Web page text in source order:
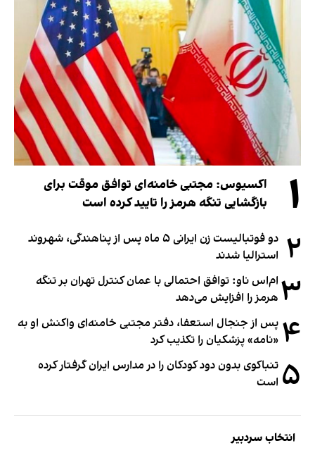
۱
اکسیوس: مجتبی خامنه‌ای توافق موقت برای
بازگشایی تنگه هرمز را تایید کرده است
۲
دو فوتبالیست زن ایرانی ۵ ماه پس از پناهندگی، شهروند
استرالیا شدند
۳ ام‌اس ناو: توافق احتمالی با عمان کنترل تهران بر تنگه
هرمز را افزایش می‌دهد
۴ پس از جنجال استعفا، دفتر مجتبی خامنه‌ای واکنش او به
«نامه» پزشکیان را تکذیب کرد
۵ تنباکوی بدون دود کودکان را در مدارس ایران گرفتار کرده
است
انتخاب سردبیر